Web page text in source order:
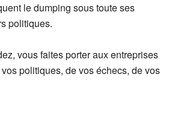
le dumping sous toute ses
politiques.
vous faites porter aux entreprises
politiques, de vos échecs, de vos